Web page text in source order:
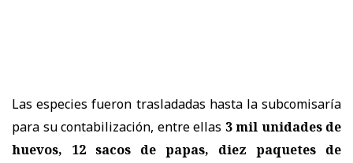
Las especies fueron trasladadas hasta la subcomisaría
para su contabilización, entre ellas 3 mil unidades de
huevos, 12 sacos de papas, diez paquetes de